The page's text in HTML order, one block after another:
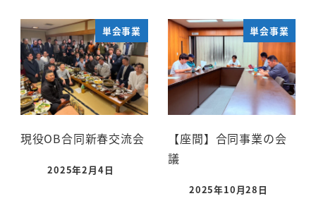
単会事業
現役OB合同新春交流会
2025年2月4日
単会事業
【座間】合同事業の会
議
2025年10月28日